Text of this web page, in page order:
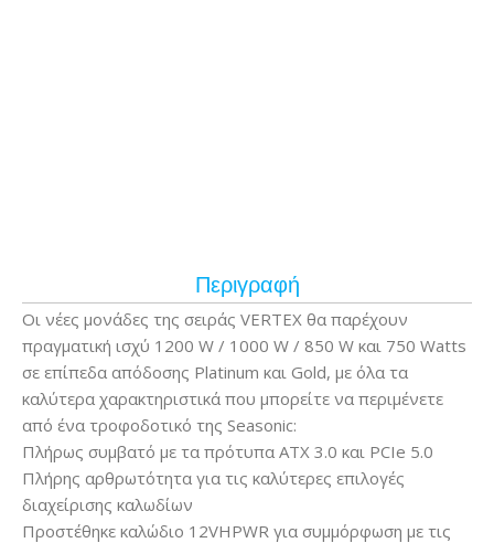
Περιγραφή
Οι νέες μονάδες της σειράς VERTEX θα παρέχουν
πραγματική ισχύ 1200 W / 1000 W / 850 W και 750 Watts
σε επίπεδα απόδοσης Platinum και Gold, με όλα τα
καλύτερα χαρακτηριστικά που μπορείτε να περιμένετε
από ένα τροφοδοτικό της Seasonic:
Πλήρως συμβατό με τα πρότυπα ATX 3.0 και PCIe 5.0
Πλήρης αρθρωτότητα για τις καλύτερες επιλογές
διαχείρισης καλωδίων
Προστέθηκε καλώδιο 12VHPWR για συμμόρφωση με τις